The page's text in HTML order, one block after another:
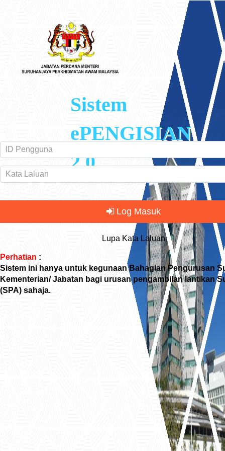
Sistem
ePENGISIAN
2.0
Log Masuk
Lupa Kata Laluan
Perhatian :
Sistem ini hanya untuk kegunaan Bahagian Pengurusan
Kementerian/ Jabatan bagi urusan pengambilan lantikan
(SPA) sahaja.